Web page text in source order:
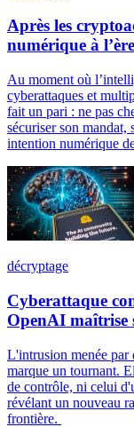
Après les
numérique à
Au moment où
cyberattaques et
fait un pari : ne pas
sécuriser son mandat,
intention numérique
décryptage
Cyberattaque
OpenAI maîtrise
L'intrusion menée
marque un tournant.
de contrôle, ni celui
révélant un nouveau
frontière.